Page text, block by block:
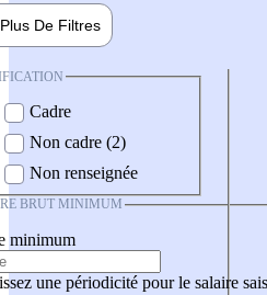
Plus De Filtres
Cadre
Non cadre (2)
Non renseignée
BRUT MINIMUM
minimum
une périodicité pour le salaire